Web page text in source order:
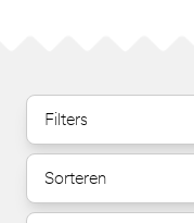
Filters
Sorteren